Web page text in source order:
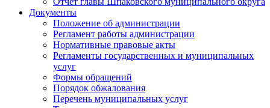
Документы
Положение об администрации
Регламент работы администрации
Нормативные правовые акты
Регламенты государственных и муниципальных
услуг
Формы обращений
Порядок обжалования
Перечень муниципальных услуг